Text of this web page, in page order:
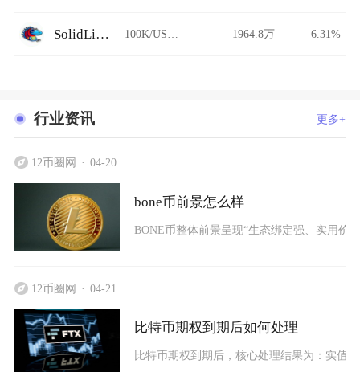
SolidLizard 1964.8万 6.31%
行业资讯 更多+
12币圈网 04-20
bone币前景怎么样
BONE币整体前景呈现“生态绑定强、实用价
12币圈网 04-21
比特币期权到期后如何处理
比特币期权到期后，核心处理结果为：实值